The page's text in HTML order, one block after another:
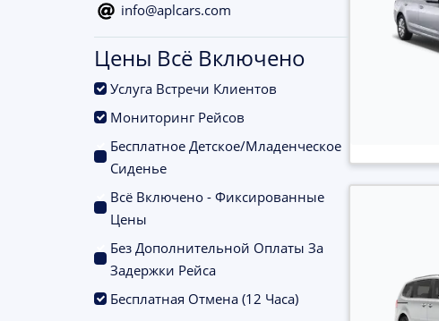
info@aplcars.com
Цены Всё Включено
Услуга Встречи Клиентов
Мониторинг Рейсов
Бесплатное Детское/Младенческое
Сиденье
Всё Включено - Фиксированные
Цены
Без Дополнительной Оплаты За
Задержки Рейса
Бесплатная Отмена (12 Часа)